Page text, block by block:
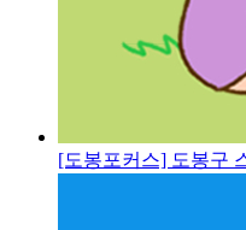
[도봉포커스] 도봉구